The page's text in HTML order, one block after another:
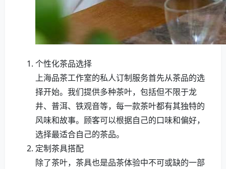
个性化茶品选择
上海品茶工作室的私人订制服务首先从茶品的选
择开始。我们提供多种茶叶，包括但不限于龙
井、普洱、铁观音等，每一款茶叶都有其独特的
风味和故事。顾客可以根据自己的口味和偏好，
选择最适合自己的茶品。
定制茶具搭配
除了茶叶，茶具也是品茶体验中不可或缺的一部